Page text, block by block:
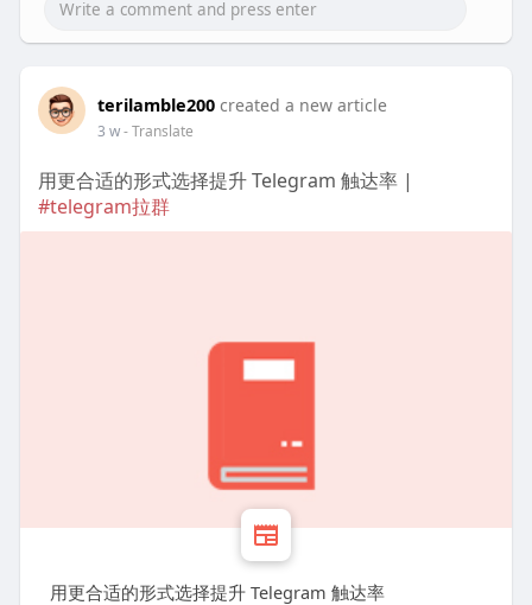
terilamble200 created a new article
3 w- Translate
用更合适的形式选择提升 Telegram 触达率 |
#telegram拉群
用更合适的形式选择提升 Telegram 触达率